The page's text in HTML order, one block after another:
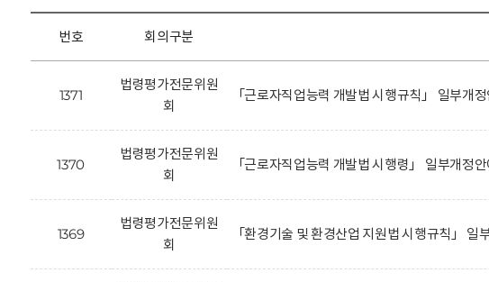
번호 회의구분
1371
법령평가전문위원
회
「근로자직업능력 개발법 시행규칙」 일부개
1370
법령평가전문위원
회
「근로자직업능력 개발법 시행령」 일부개정
1369
법령평가전문위원
회
「환경기술 및 환경산업 지원법 시행규칙」